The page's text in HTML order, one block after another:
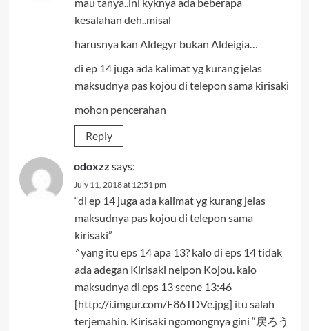
kesalahan deh..misal
harusnya kan Aldegyr bukan Aldeigia…
di ep 14 juga ada kalimat yg kurang jelas
maksudnya pas kojou di telepon sama kirisaki
mohon pencerahan
Reply
odoxzz says:
July 11, 2018 at 12:51 pm
“di ep 14 juga ada kalimat yg kurang jelas
maksudnya pas kojou di telepon sama
kirisaki”
^yang itu eps 14 apa 13? kalo di eps 14 tidak
ada adegan Kirisaki nelpon Kojou. kalo
maksudnya di eps 13 scene 13:46
[http://i.imgur.com/E86TDVe.jpg] itu salah
terjemahin. Kirisaki ngomongnya gini “戻ろう